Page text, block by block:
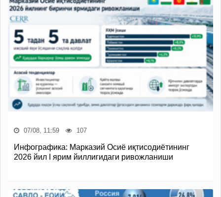
07/08, 11:59 107
Инфографика: Марказий Осиё иқтисодиётининг
2026 йил I ярим йиллигидаги ривожланиши